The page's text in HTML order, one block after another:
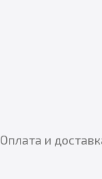
Оплата и